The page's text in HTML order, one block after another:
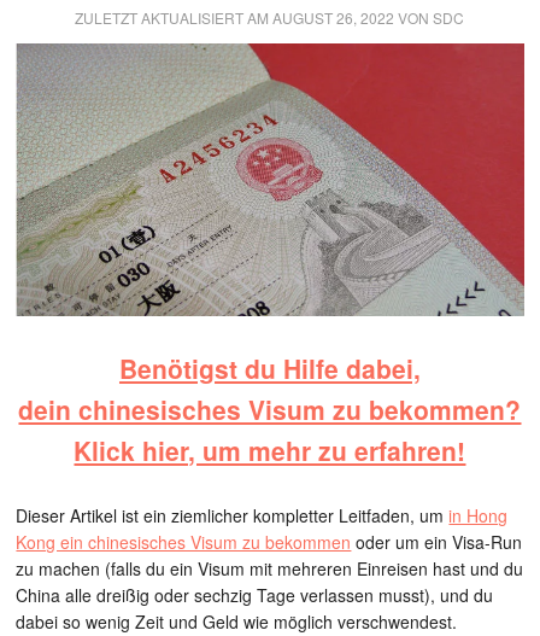
ZULETZT AKTUALISIERT AMAUGUST 26, 2022 VONSDC
Benötigst du Hilfe dabei,
dein chinesisches Visum zu bekommen?
Klick hier, um mehr zu erfahren!
Dieser Artikel ist ein ziemlicher kompletter Leitfaden, umin Hong
Kong ein chinesisches Visum zu bekommen oder um ein Visa-Run
zu machen (falls du ein Visum mit mehreren Einreisen hast und du
China alle dreißig oder sechzig Tage verlassen musst), und du
dabei so wenig Zeit und Geld wie möglich verschwendest.